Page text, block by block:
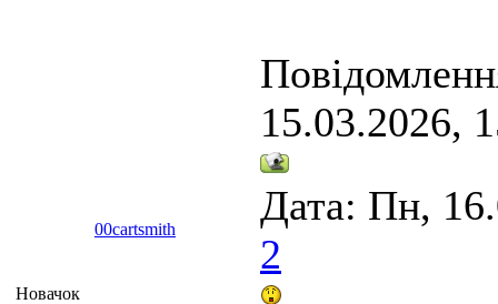
15.03.2026,
00cartsmith
Дата: Пн,
2
Новачок